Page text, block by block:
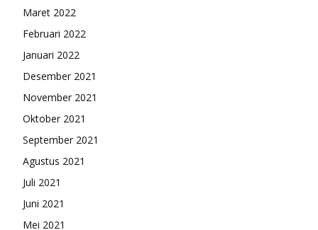
Maret 2022
Februari 2022
Januari 2022
Desember 2021
November 2021
Oktober 2021
September 2021
Agustus 2021
Juli 2021
Juni 2021
Mei 2021